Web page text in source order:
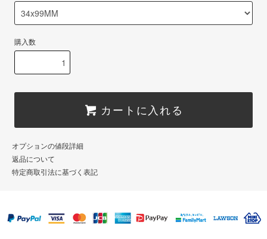
購入数
カートに入れる
オプションの値段詳細
返品について
特定商取引法に基づく表記